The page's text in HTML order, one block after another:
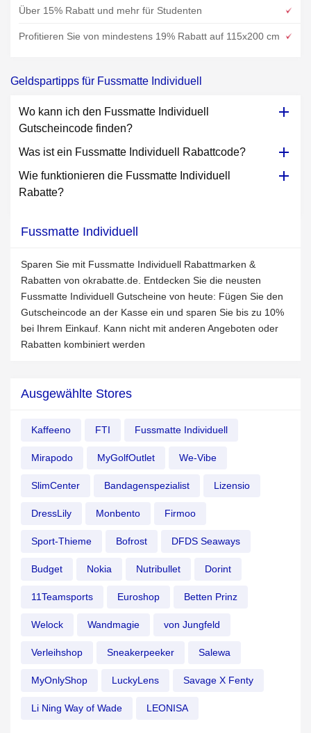
Über 15% Rabatt und mehr für Studenten
Profitieren Sie von mindestens 19% Rabatt auf 115x200 cm
Geldspartipps für Fussmatte Individuell
Wo kann ich den Fussmatte Individuell
Gutscheincode finden?
Was ist ein Fussmatte Individuell Rabattcode?
Wie funktionieren die Fussmatte Individuell
Rabatte?
Fussmatte Individuell
Sparen Sie mit Fussmatte Individuell Rabattmarken &
Rabatten von okrabatte.de. Entdecken Sie die neusten
Fussmatte Individuell Gutscheine von heute: Fügen Sie den
Gutscheincode an der Kasse ein und sparen Sie bis zu 10%
bei Ihrem Einkauf. Kann nicht mit anderen Angeboten oder
Rabatten kombiniert werden
Ausgewählte Stores
Kaffeeno FTI Fussmatte Individuell
Mirapodo MyGolfOutlet We-Vibe
SlimCenter Bandagenspezialist Lizensio
DressLily Monbento Firmoo
Sport-Thieme Bofrost DFDS Seaways
Budget Nokia Nutribullet Dorint
11Teamsports Euroshop Betten Prinz
Welock Wandmagie von Jungfeld
Verleihshop Sneakerpeeker Salewa
MyOnlyShop LuckyLens Savage X Fenty
Li Ning Way of Wade LEONISA